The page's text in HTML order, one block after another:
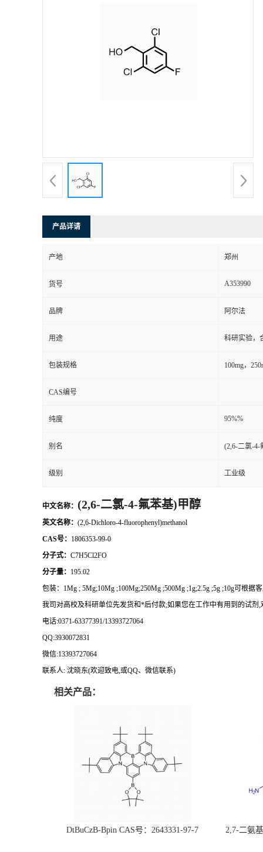
产品详请
产地 郑州
货号 A353990
品牌 阿尔法
用途 科研实验，
包装规格 100mg，
CAS编号
纯度 95%%
别名 (2,6-二氯-4-
级别 工业级
中文名称： (2,6-二氯-4-氟苯基)甲醇
英文名称： (2,6-Dichloro-4-fluorophenyl)methanol
CAS号： 1806353-99-0
分子式： C7H5Cl2FO
分子量： 195.02
包装： 1Mg ; 5Mg;10Mg ;100Mg;250Mg ;500Mg ;1g;2.5g ;5g ;10g可根据
我司对高校及科研单位先发货和*后付款;如果您在工作中有用到的试剂 ,
电话:0371-63377391/13393727064
QQ:3930072831
微信:13393727064
联系人: 沈晓东(欢迎致电,或QQ、微信联系)
相关产品：
DtBuCzB-Bpin CAS号：2643331-97-7
2,7-二氨